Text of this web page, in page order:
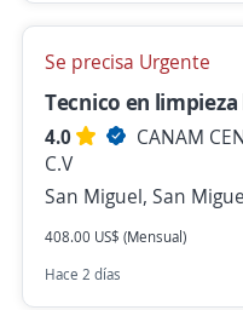
Se precisa Urgente
Tecnico en
4.0
CANAM
C.V
San Miguel, San
408.00 US$ (Mensual)
Hace 2 días